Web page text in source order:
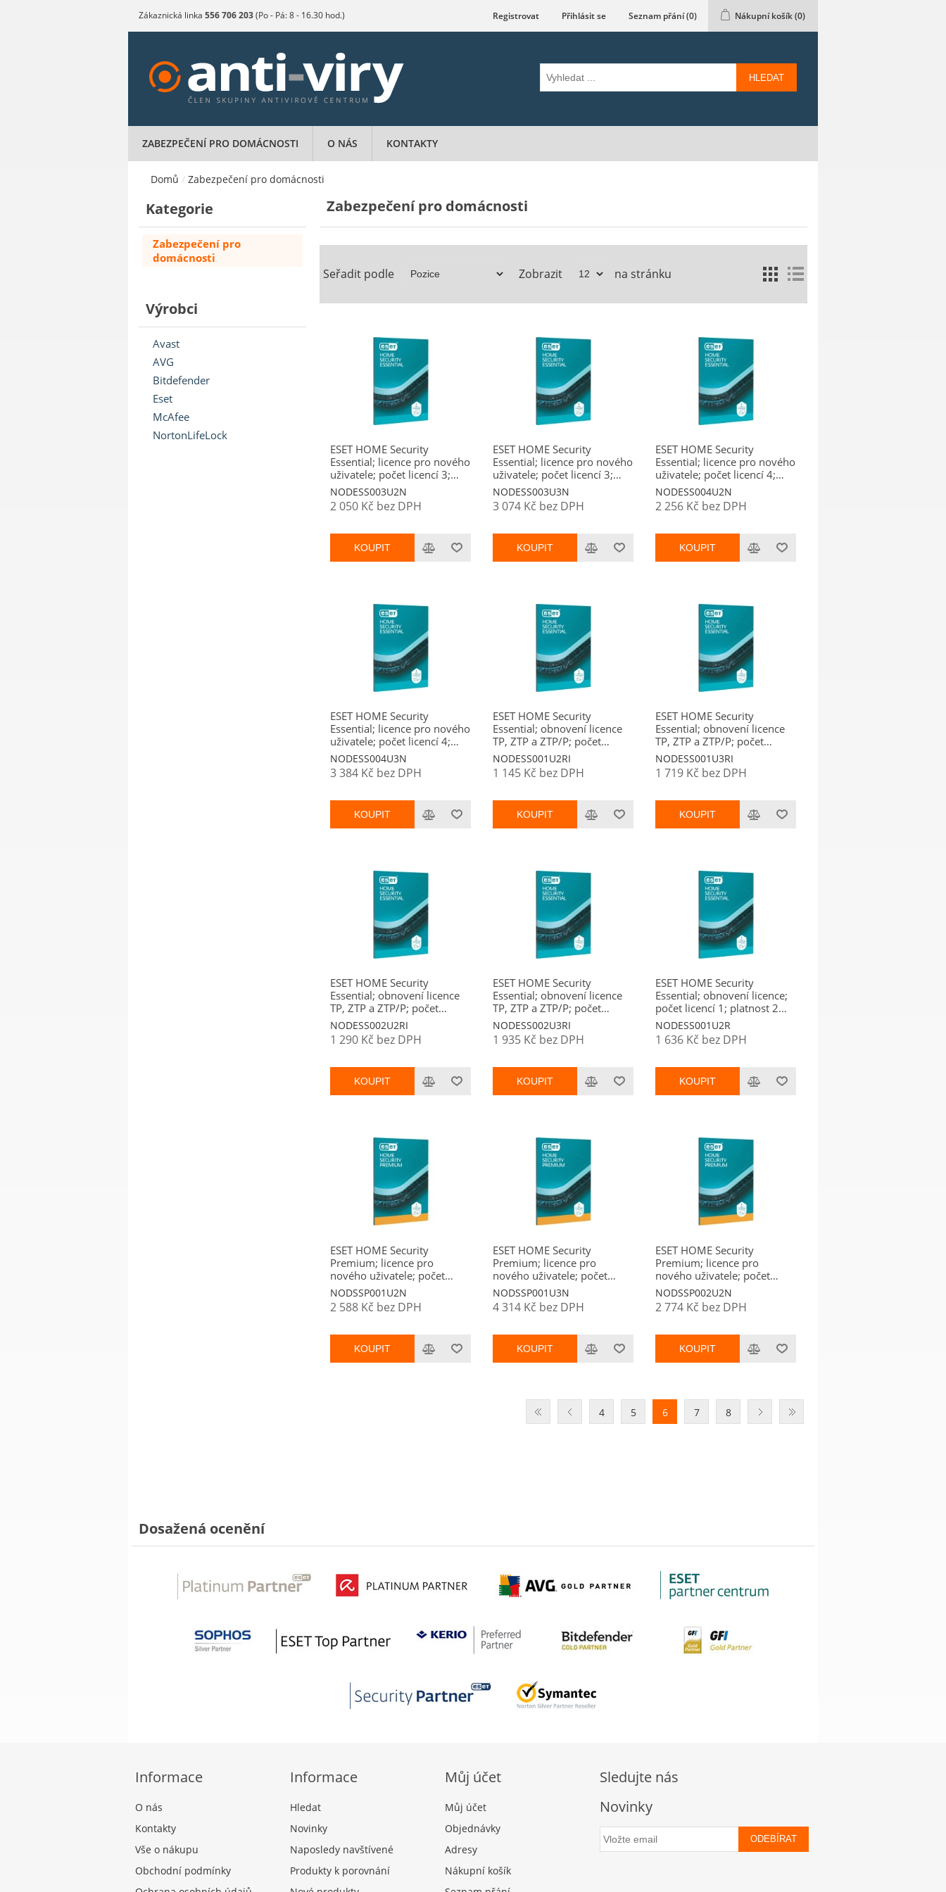
Zákaznická linka 556 706 203(Po - Pá: 8 - 16.30 hod.) Registrovat Přihlásit se Seznam přání(0) Nákupní košík(0)
HLEDAT
ZABEZPEČENÍ PRO DOMÁCNOSTI O NÁS KONTAKTY
Domů / Zabezpečení pro domácnosti
Kategorie
Zabezpečení pro
domácnosti
Výrobci
Avast
AVG
Bitdefender
Eset
McAfee
NortonLifeLock
Zabezpečení pro domácnosti
Seřadit podle Zobrazit na stránku
ESET HOME Security
Essential; licence pro nového
uživatele; počet licencí 3;
platnost 2 roky
NODESS003U2N
2 050 Kč bez DPH
KOUPIT
ESET HOME Security
Essential; licence pro nového
uživatele; počet licencí 3;
platnost 3 roky
NODESS003U3N
3 074 Kč bez DPH
KOUPIT
ESET HOME Security
Essential; licence pro nového
uživatele; počet licencí 4;
platnost 2 roky
NODESS004U2N
2 256 Kč bez DPH
KOUPIT
ESET HOME Security
Essential; licence pro nového
uživatele; počet licencí 4;
platnost 3 roky
NODESS004U3N
3 384 Kč bez DPH
KOUPIT
ESET HOME Security
Essential; obnovení licence
TP, ZTP a ZTP/P; počet
licencí 1; platnost 2 roky
NODESS001U2RI
1 145 Kč bez DPH
KOUPIT
ESET HOME Security
Essential; obnovení licence
TP, ZTP a ZTP/P; počet
licencí 1; platnost 3 roky
NODESS001U3RI
1 719 Kč bez DPH
KOUPIT
ESET HOME Security
Essential; obnovení licence
TP, ZTP a ZTP/P; počet
licencí 2; platnost 2 roky
NODESS002U2RI
1 290 Kč bez DPH
KOUPIT
ESET HOME Security
Essential; obnovení licence
TP, ZTP a ZTP/P; počet
licencí 2; platnost 3 roky
NODESS002U3RI
1 935 Kč bez DPH
KOUPIT
ESET HOME Security
Essential; obnovení licence;
počet licencí 1; platnost 2
roky
NODESS001U2R
1 636 Kč bez DPH
KOUPIT
ESET HOME Security
Premium; licence pro
nového uživatele; počet
licencí 1; platnost 2 roky
NODSSP001U2N
2 588 Kč bez DPH
KOUPIT
ESET HOME Security
Premium; licence pro
nového uživatele; počet
licencí 1; platnost 3 roky
NODSSP001U3N
4 314 Kč bez DPH
KOUPIT
ESET HOME Security
Premium; licence pro
nového uživatele; počet
licencí 2; platnost 2 roky
NODSSP002U2N
2 774 Kč bez DPH
KOUPIT
4 5 6 7 8
Dosažená ocenění
Informace
O nás
Kontakty
Vše o nákupu
Obchodní podmínky
Informace
Hledat
Novinky
Naposledy navštívené
Produkty k porovnání
Můj účet
Můj účet
Objednávky
Adresy
Nákupní košík
Sledujte nás
Novinky
ODEBÍRAT